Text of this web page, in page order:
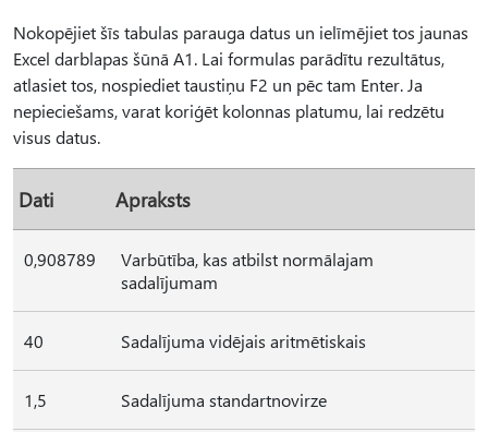
Nokopējiet šīs tabulas parauga datus un ielīmējiet tos jaunas
Excel darblapas šūnā A1. Lai formulas parādītu rezultātus,
atlasiet tos, nospiediet taustiņu F2 un pēc tam Enter. Ja
nepieciešams, varat koriģēt kolonnas platumu, lai redzētu
visus datus.
Dati Apraksts
0,908789
Varbūtība, kas atbilst normālajam
sadalījumam
40 Sadalījuma vidējais aritmētiskais
1,5 Sadalījuma standartnovirze